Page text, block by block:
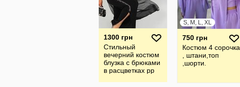
1300 грн
Стильный
вечерний костюм
блузка с брюками
в расцветках рр
S, M, L, XL
750 грн
Костюм 4 сорочка
, штани,топ
,шорти.